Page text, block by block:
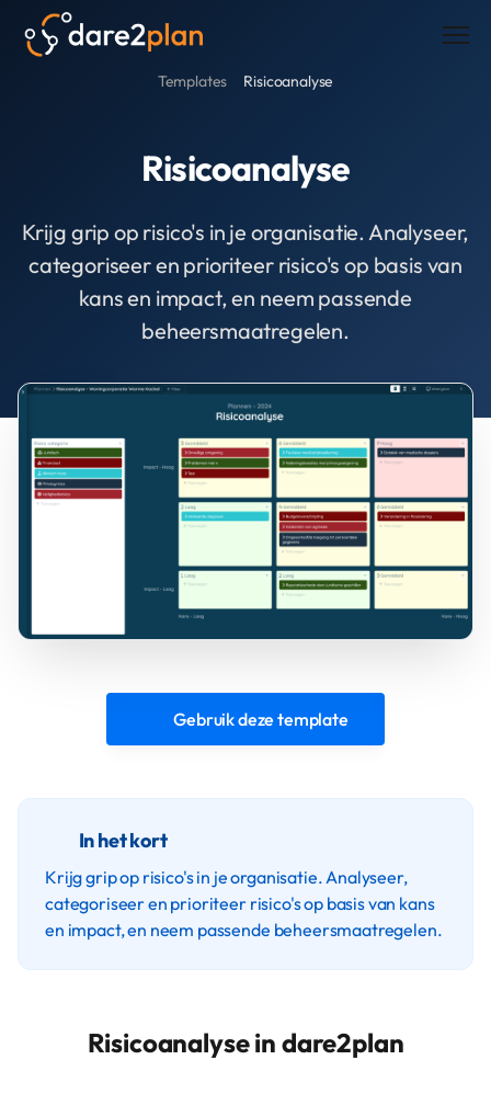
Templates Risicoanalyse
Risicoanalyse
Krijg grip op risico's in je organisatie. Analyseer,
categoriseer en prioriteer risico's op basis van
kans en impact, en neem passende
beheersmaatregelen.
Gebruik deze template
In het kort
Krijg grip op risico's in je organisatie. Analyseer,
categoriseer en prioriteer risico's op basis van kans
en impact, en neem passende beheersmaatregelen.
Risicoanalyse in dare2plan